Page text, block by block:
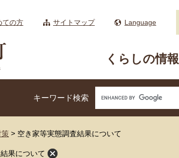
ての方 サイトマップ Language
くらしの情報
キーワード検索
策 > 空き家等実態調査結果について
果について